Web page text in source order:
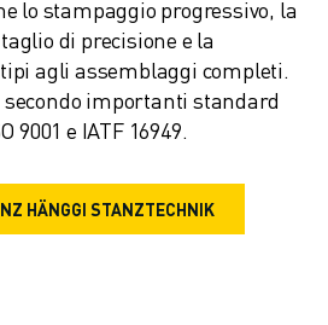
lo stampaggio progressivo, la
di precisione e la
agli assemblaggi completi.
importanti standard
e IATF 16949.
HÄNGGI STANZTECHNIK